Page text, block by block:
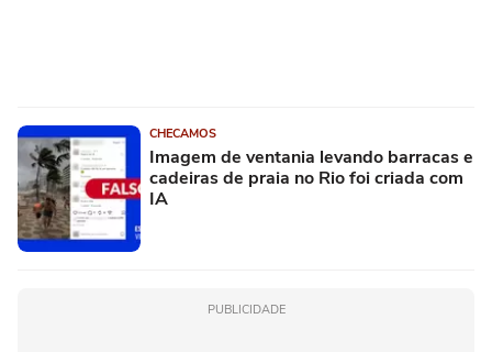
CHECAMOS
Imagem de ventania levando barracas e
cadeiras de praia no Rio foi criada com
IA
PUBLICIDADE